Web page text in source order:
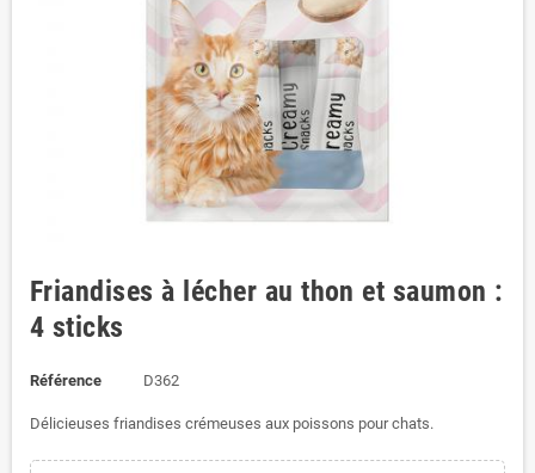
Friandises à lécher au thon et saumon :
4 sticks
Référence D362
Délicieuses friandises crémeuses aux poissons pour chats.